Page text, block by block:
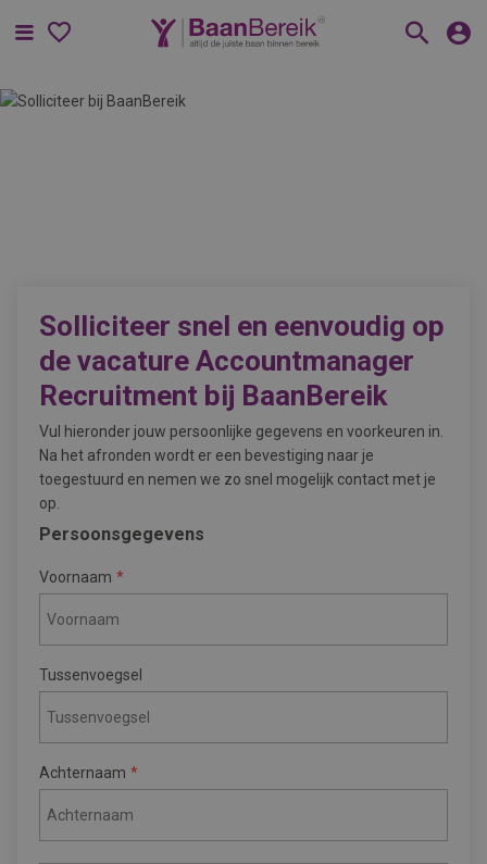
Menu
Solliciteer snel en eenvoudig op
de vacature Accountmanager
Recruitment bij BaanBereik
Vul hieronder jouw persoonlijke gegevens en voorkeuren in.
Na het afronden wordt er een bevestiging naar je
toegestuurd en nemen we zo snel mogelijk contact met je
op.
Persoonsgegevens
Voornaam
Tussenvoegsel
Achternaam